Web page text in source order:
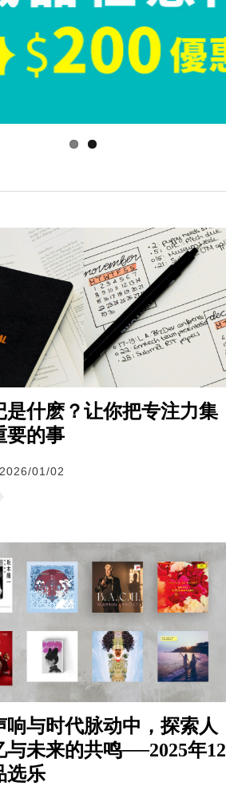
是什麽？让你把专注力集
要的事
2026/01/02
响与时代脉动中，探索人
与未来的共鸣──2025年12
选乐